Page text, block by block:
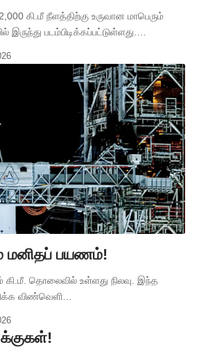
கி.மீ நீளத்திற்கு உருவான மாபெரும்
படம்பிடிக்கப்பட்டுள்ளது.…
மனிதப் பயணம்!
கி.மீ. தொலைவில் உள்ளது நிலவு. இந்த
விண்வெளி…